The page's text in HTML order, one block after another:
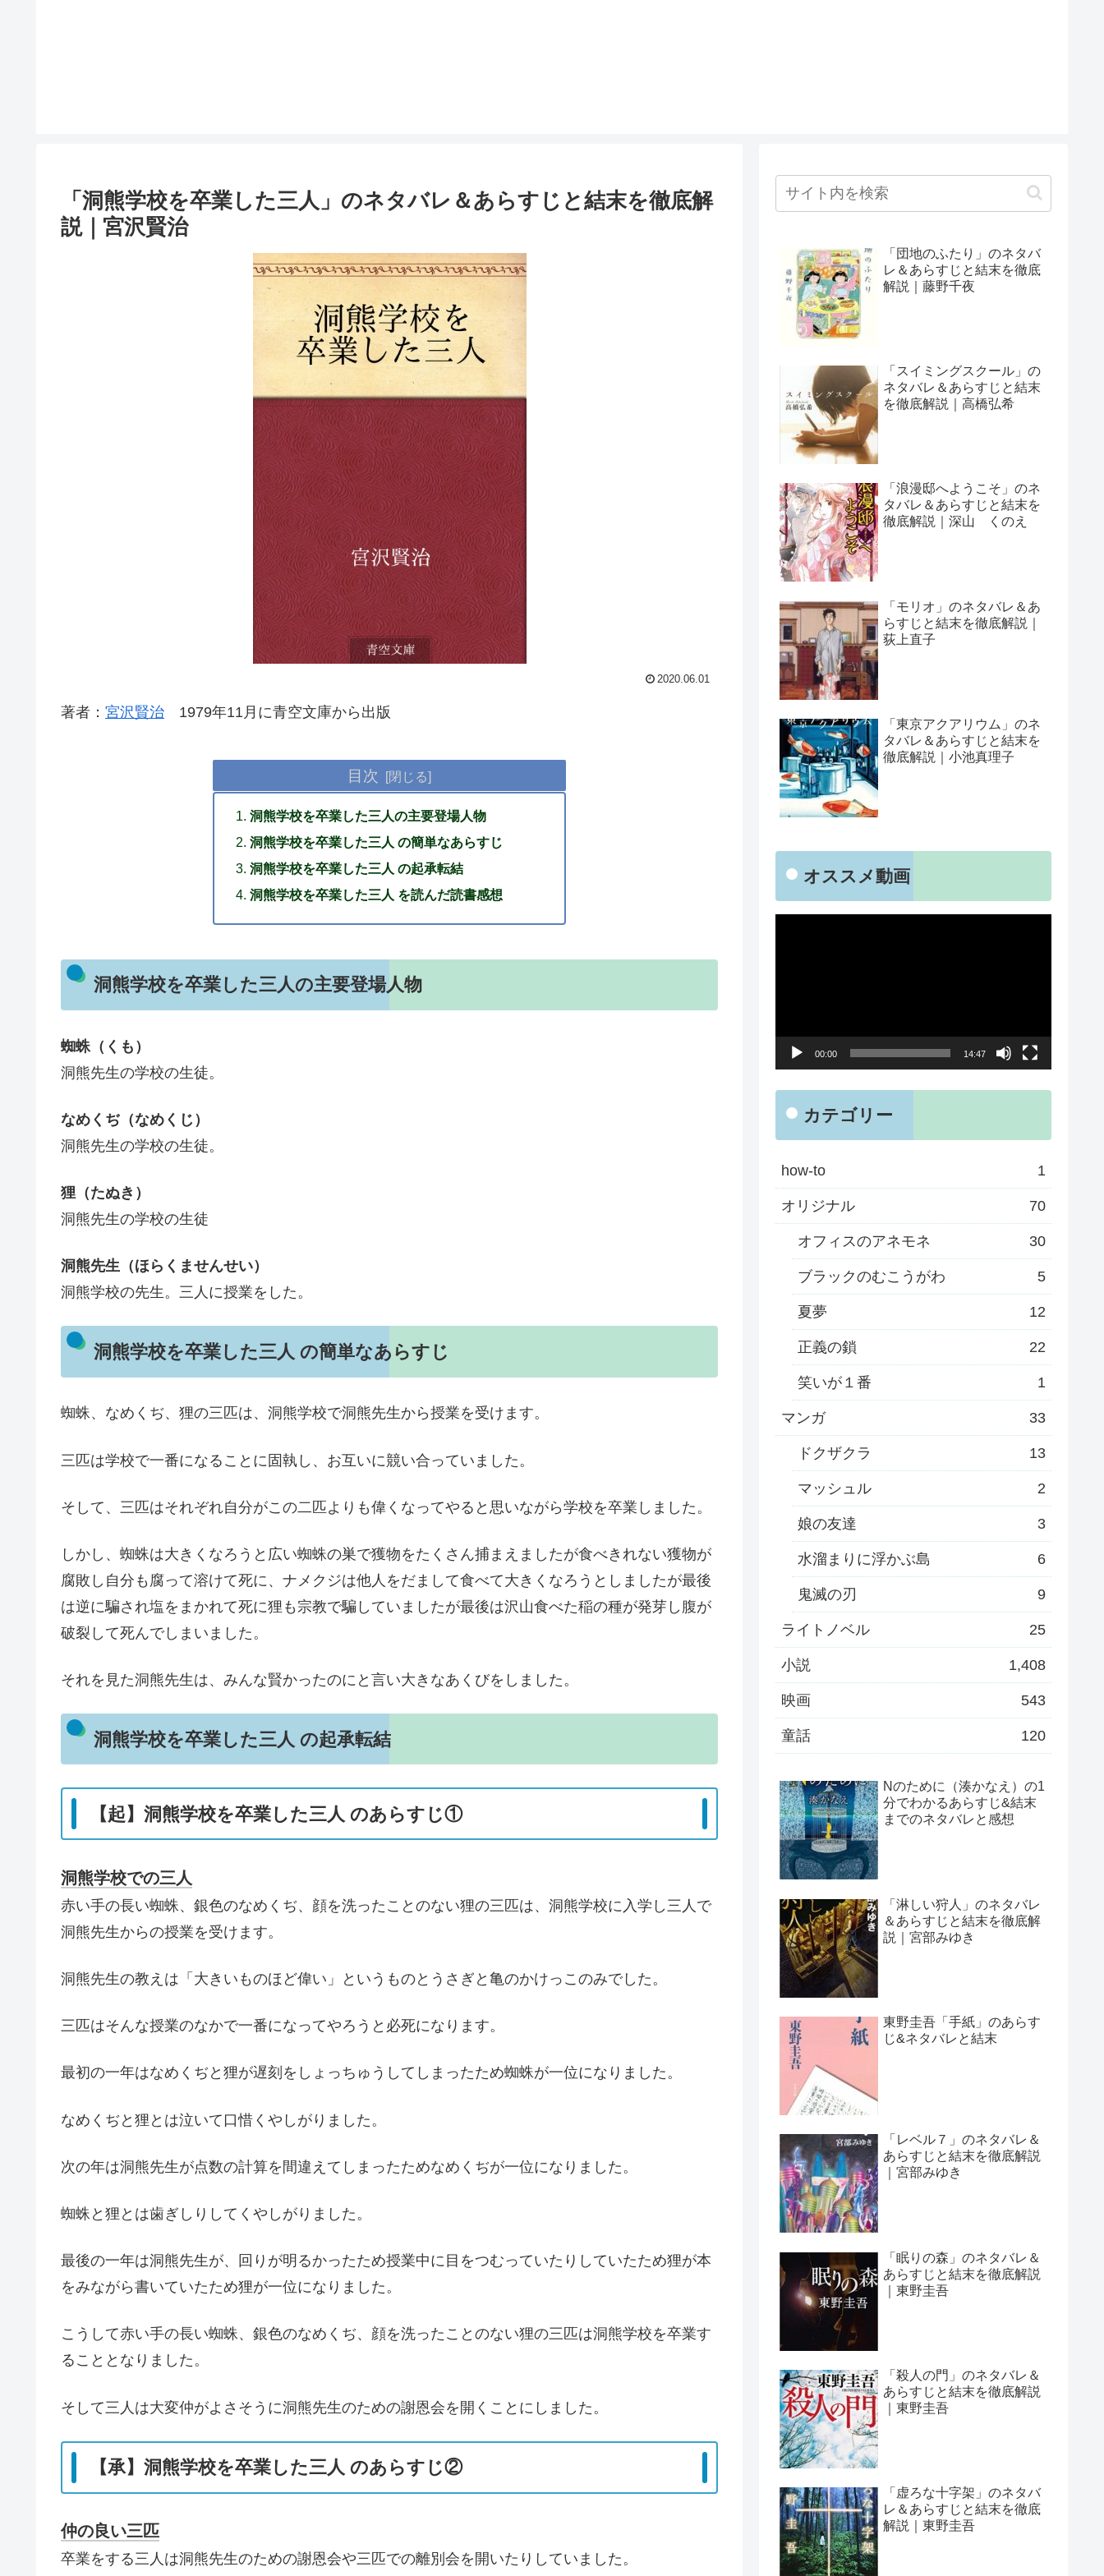
「洞熊学校を卒業した三人」のネタバレ＆あらすじと結末を徹底解
説｜宮沢賢治
2020.06.01
著者： 宮沢賢治 1979年11月に青空文庫から出版
目次
洞熊学校を卒業した三人の主要登場人物
洞熊学校を卒業した三人 の簡単なあらすじ
洞熊学校を卒業した三人 の起承転結
洞熊学校を卒業した三人 を読んだ読書感想
洞熊学校を卒業した三人の主要登場人物
蜘蛛（くも）
洞熊先生の学校の生徒。
なめくぢ（なめくじ）
洞熊先生の学校の生徒。
狸（たぬき）
洞熊先生の学校の生徒
洞熊先生（ほらくませんせい）
洞熊学校の先生。三人に授業をした。
洞熊学校を卒業した三人 の簡単なあらすじ
蜘蛛、なめくぢ、狸の三匹は、洞熊学校で洞熊先生から授業を受けます。
三匹は学校で一番になることに固執し、お互いに競い合っていました。
そして、三匹はそれぞれ自分がこの二匹よりも偉くなってやると思いながら学校を卒業しました。
しかし、蜘蛛は大きくなろうと広い蜘蛛の巣で獲物をたくさん捕まえましたが食べきれない獲物が
腐敗し自分も腐って溶けて死に、ナメクジは他人をだまして食べて大きくなろうとしましたが最後
は逆に騙され塩をまかれて死に狸も宗教で騙していましたが最後は沢山食べた稲の種が発芽し腹が
破裂して死んでしまいました。
それを見た洞熊先生は、みんな賢かったのにと言い大きなあくびをしました。
洞熊学校を卒業した三人 の起承転結
【起】洞熊学校を卒業した三人 のあらすじ①
洞熊学校での三人
赤い手の長い蜘蛛、銀色のなめくぢ、顔を洗ったことのない狸の三匹は、洞熊学校に入学し三人で
洞熊先生からの授業を受けます。
洞熊先生の教えは「大きいものほど偉い」というものとうさぎと亀のかけっこのみでした。
三匹はそんな授業のなかで一番になってやろうと必死になります。
最初の一年はなめくぢと狸が遅刻をしょっちゅうしてしまったため蜘蛛が一位になりました。
なめくぢと狸とは泣いて口惜くやしがりました。
次の年は洞熊先生が点数の計算を間違えてしまったためなめくぢが一位になりました。
蜘蛛と狸とは歯ぎしりしてくやしがりました。
最後の一年は洞熊先生が、回りが明るかったため授業中に目をつむっていたりしていたため狸が本
をみながら書いていたため狸が一位になりました。
こうして赤い手の長い蜘蛛、銀色のなめくぢ、顔を洗ったことのない狸の三匹は洞熊学校を卒業す
ることとなりました。
そして三人は大変仲がよさそうに洞熊先生のための謝恩会を開くことにしました。
【承】洞熊学校を卒業した三人 のあらすじ②
仲の良い三匹
卒業をする三人は洞熊先生のための謝恩会や三匹での離別会を開いたりしていました。
「団地のふたり」のネタバ
レ＆あらすじと結末を徹底
解説｜藤野千夜
「スイミングスクール」の
ネタバレ＆あらすじと結末
を徹底解説｜高橋弘希
「浪漫邸へようこそ」のネ
タバレ＆あらすじと結末を
徹底解説｜深山 くのえ
「モリオ」のネタバレ＆あ
らすじと結末を徹底解説｜
荻上直子
「東京アクアリウム」のネ
タバレ＆あらすじと結末を
徹底解説｜小池真理子
オススメ動画
00:00 14:47
カテゴリー
how-to 1
オリジナル 70
オフィスのアネモネ 30
ブラックのむこうがわ 5
夏夢 12
正義の鎖 22
笑いが１番 1
マンガ 33
ドクザクラ 13
マッシュル 2
娘の友達 3
水溜まりに浮かぶ島 6
鬼滅の刃 9
ライトノベル 25
小説 1,408
映画 543
童話 120
Nのために（湊かなえ）の1
分でわかるあらすじ&結末
までのネタバレと感想
「淋しい狩人」のネタバレ
＆あらすじと結末を徹底解
説｜宮部みゆき
東野圭吾「手紙」のあらす
じ&ネタバレと結末
「レベル７」のネタバレ＆
あらすじと結末を徹底解説
｜宮部みゆき
「眠りの森」のネタバレ＆
あらすじと結末を徹底解説
｜東野圭吾
「殺人の門」のネタバレ＆
あらすじと結末を徹底解説
｜東野圭吾
「虚ろな十字架」のネタバ
レ＆あらすじと結末を徹底
解説｜東野圭吾